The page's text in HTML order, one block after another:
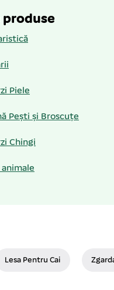
produse
Piele
Pești și Broscuțe
Chingi
Lesa Pentru Cai